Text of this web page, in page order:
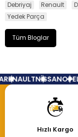
Debriyaj Renault
Yedek Parça
Tüm Bloglar
NİSSANOPEL
Hızlı Kargo